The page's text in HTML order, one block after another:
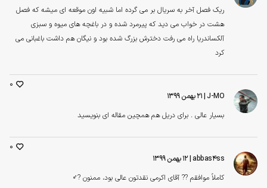
ریک فصل آخر به سریال بر می گرده اما شبیه اون موقعه ای میشه که فصل
هشت در خواب می دید که پیرمرد شده و در باغچه های میوه و سبزی
آلکساندریا راه می رفت دخترش بزرگ‌ شده بود و نیگان هم داشت باغبانی می
کرد
J-MO| ۲۱ بهمن ۱۳۹۹
بسيار عالى . برای دريل هم همچین مقاله ای بنویسید
0
abbas4ss| ۱۲ بهمن ۱۳۹۹
کاملاً موافقم ?? آقای اکرمی نقدتون عالی بود، ممنون‌ ?‍♂️
0